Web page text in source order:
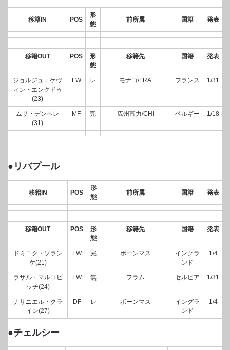
移籍IN POS
形
態
前所属 国籍 発表
移籍OUT POS
形
態
移籍先 国籍 発表
ジョルジュ＝ケヴ
ィン・エンクドゥ
(23)
FW レ モナコ/FRA フランス 1/31
ムサ・デンベレ
(31)
MF 完 広州富力/CHI ベルギー 1/18
●リバプール
移籍IN POS
形
態
前所属 国籍 発表
移籍OUT POS
形
態
移籍先 国籍 発表
ドミニク・ソラン
ケ(21)
FW 完 ボーンマス
イングラ
ンド
1/4
ラザル・マルコビ
ッチ(24)
FW 無 フラム セルビア 1/31
ナサニエル・クラ
イン(27)
DF レ ボーンマス
イングラ
ンド
1/4
●チェルシー